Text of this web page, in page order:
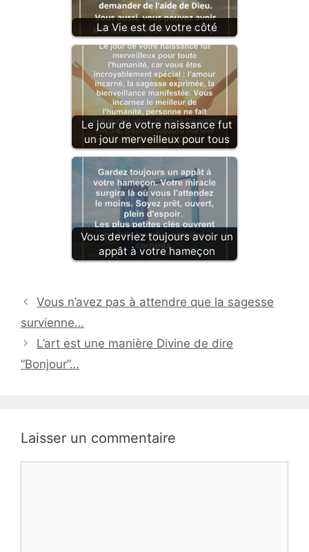
La Vie est de votre côté
Le jour de votre naissance fut
un jour merveilleux pour tous
Vous devriez toujours avoir un
appât à votre hameçon
Vous n’avez pas à attendre que la sagesse
survienne…
L’art est une manière Divine de dire
“Bonjour”…
Laisser un commentaire